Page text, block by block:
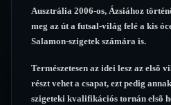
Ausztrália 2006-os, Ázsiához
meg az út a futsal-világ felé a kis
Salamon-szigetek számára is.
Természetesen az idei lesz az elsõ
részt vehet a csapat, ezt pedig
szigeteki kvalifikációs tornán elsõ